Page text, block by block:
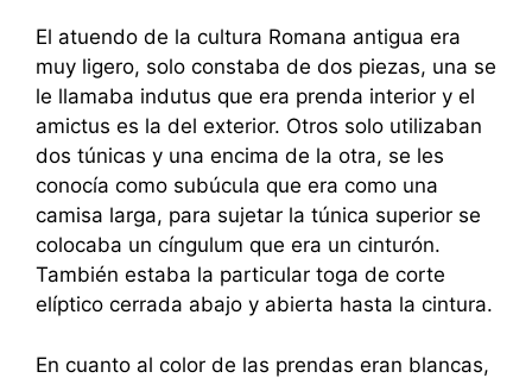
El atuendo de la cultura Romana antigua era
muy ligero, solo constaba de dos piezas, una se
le llamaba indutus que era prenda interior y el
amictus es la del exterior. Otros solo utilizaban
dos túnicas y una encima de la otra, se les
conocía como subúcula que era como una
camisa larga, para sujetar la túnica superior se
colocaba un cíngulum que era un cinturón.
También estaba la particular toga de corte
elíptico cerrada abajo y abierta hasta la cintura.
En cuanto al color de las prendas eran blancas,